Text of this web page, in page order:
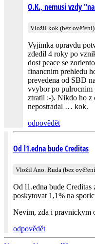
O.K., nemusi vzdy
Vložil kok (bez
Vyjimka opravdu
zdedil 4 roky po
dost peace se
financnim prehledu
prevedena od SBD
vvybor po pulrocnim
ztratil :-). Nikdo ho z
nepostradal … kok.
odpovědět
Od l1.edna bude Creditas
Vložil Ano. Ruda (bez
Od l1.edna bude Creditas
poskytovat 1,1% na
Nevim, zda i pravnickym
odpovědět